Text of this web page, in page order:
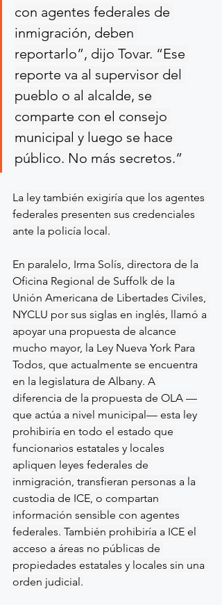
con agentes federales de
inmigración, deben
reportarlo”, dijo Tovar. “Ese
reporte va al supervisor del
pueblo o al alcalde, se
comparte con el consejo
municipal y luego se hace
público. No más secretos.”
La ley también exigiría que los agentes
federales presenten sus credenciales
ante la policía local.
En paralelo, Irma Solís, directora de la
Oficina Regional de Suffolk de la
Unión Americana de Libertades Civiles,
NYCLU por sus siglas en inglés, llamó a
apoyar una propuesta de alcance
mucho mayor, la Ley Nueva York Para
Todos, que actualmente se encuentra
en la legislatura de Albany. A
diferencia de la propuesta de OLA —
que actúa a nivel municipal— esta ley
prohibiría en todo el estado que
funcionarios estatales y locales
apliquen leyes federales de
inmigración, transfieran personas a la
custodia de ICE, o compartan
información sensible con agentes
federales. También prohibiría a ICE el
acceso a áreas no públicas de
propiedades estatales y locales sin una
orden judicial.